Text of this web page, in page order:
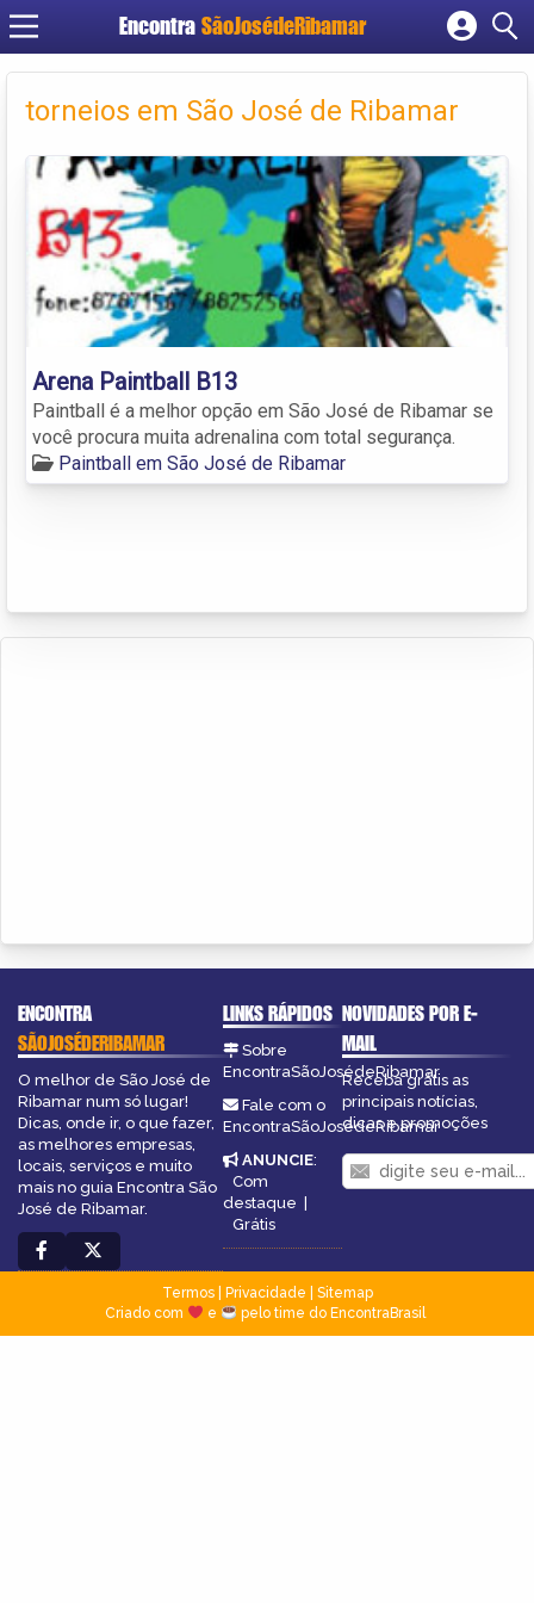
Encontra SãoJosédeRibamar
Cadastrar empresa
Criar conta
torneios em São José de Ribamar
Arena Paintball B13
Paintball é a melhor opção em São José de Ribamar se
você procura muita adrenalina com total segurança.
Paintball em São José de Ribamar
ENCONTRA
SÃOJOSÉDERIBAMAR
O melhor de São José de
Ribamar num só lugar!
Dicas, onde ir, o que fazer,
as melhores empresas,
locais, serviços e muito
mais no guia Encontra São
José de Ribamar.
LINKS RÁPIDOS
Sobre
EncontraSãoJosédeRibamar
Fale com o
EncontraSãoJosédeRibamar
ANUNCIE:
Com
destaque |
Grátis
NOVIDADES POR E-
MAIL
Receba grátis as
principais notícias,
dicas e promoções
Termos| Privacidade
Sitemap
Criado com
e pelo time do EncontraBrasil